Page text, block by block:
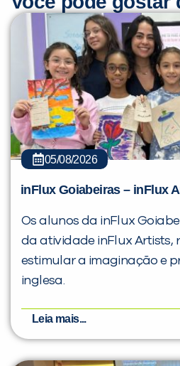
05/08/2026
inFlux Goiabeiras – inFlux
Os alunos da inFlux
da atividade inFlux Artists,
estimular a imaginação e
inglesa.
Leia mais...